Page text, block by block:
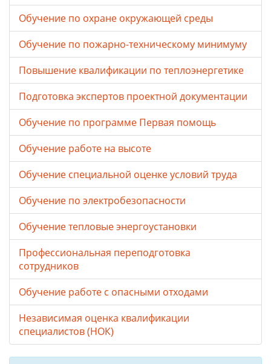
Обучение по охране окружающей среды
Обучение по пожарно-техническому минимуму
Повышение квалификации по теплоэнергетике
Подготовка экспертов проектной документации
Обучение по программе Первая помощь
Обучение работе на высоте
Обучение специальной оценке условий труда
Обучение по электробезопасности
Обучение тепловые энергоустановки
Профессиональная переподготовка
сотрудников
Обучение работе с опасными отходами
Независимая оценка квалификации
специалистов (НОК)